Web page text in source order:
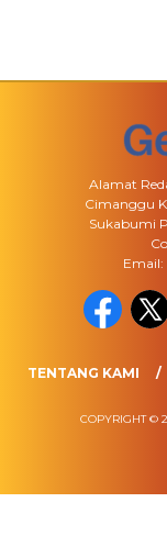
Alamat
Cimanggu
Sukabumi
TENTANG KAMI
COPYRIGHT ©